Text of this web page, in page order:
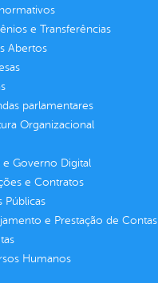
e Transferências
Abertos
parlamentares
Organizacional
e Governo Digital
e Contratos
Públicas
e Prestação de Contas
Humanos